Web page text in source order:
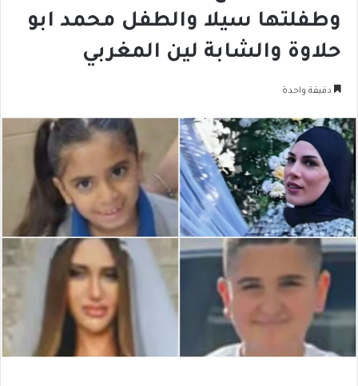
وطفلتها سيلا والطفل محمد ابو
حلاوة والشابة لين المغربي
دقيقة واحدة